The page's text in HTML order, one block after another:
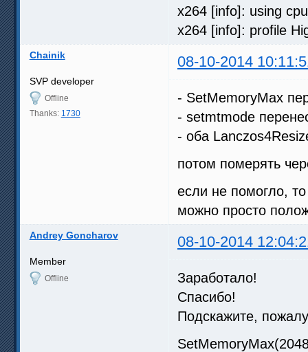
x264 [info]: using
x264 [info]: profile
Chainik 08-10-2014
SVP developer
Offline
Thanks: 1730
- SetMemoryMax
- setmtmode
- оба
потом померять
если не помогло,
можно просто
Andrey Goncharov 08-10-2014
Member
Offline
Заработало!
Спасибо!
Подскажите,